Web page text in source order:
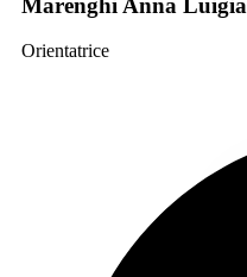
Marenghi Anna Luigia
Orientatrice